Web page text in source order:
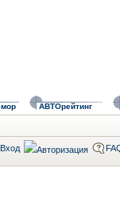
АВТОрейтинг
Вход